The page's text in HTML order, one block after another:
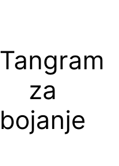
Tangram
za
bojanje